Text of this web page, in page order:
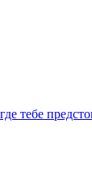
тебе